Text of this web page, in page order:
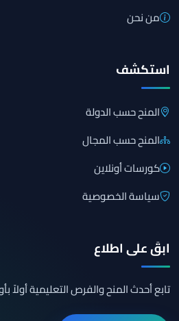
من نحن
استكشف
المنح حسب الدولة
المنح حسب المجال
كورسات أونلاين
سياسة الخصوصية
ابقَ على اطلاع
تابع أحدث المنح والفرص التعليمية أولاً